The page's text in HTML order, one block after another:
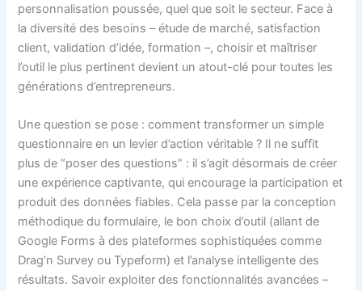
personnalisation poussée, quel que soit le secteur. Face à
la diversité des besoins – étude de marché, satisfaction
client, validation d’idée, formation –, choisir et maîtriser
l’outil le plus pertinent devient un atout-clé pour toutes les
générations d’entrepreneurs.
Une question se pose : comment transformer un simple
questionnaire en un levier d’action véritable ? Il ne suffit
plus de “poser des questions” : il s’agit désormais de créer
une expérience captivante, qui encourage la participation et
produit des données fiables. Cela passe par la conception
méthodique du formulaire, le bon choix d’outil (allant de
Google Forms à des plateformes sophistiquées comme
Drag’n Survey ou Typeform) et l’analyse intelligente des
résultats. Savoir exploiter des fonctionnalités avancées –